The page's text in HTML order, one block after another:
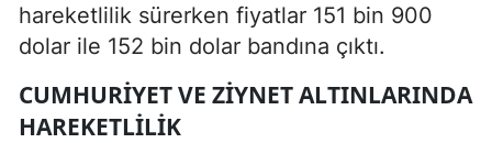
hareketlilik sürerken fiyatlar 151 bin 900
dolar ile 152 bin dolar bandına çıktı.
CUMHURIYET VE ZIYNET ALTINLARINDA
HAREKETLILIK